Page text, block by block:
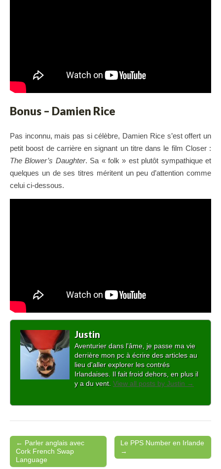
Bonus – Damien Rice
Pas inconnu, mais pas si célèbre, Damien Rice s’est offert un
petit boost de carrière en signant un titre dans le film Closer :
The Blower’s Daughter. Sa « folk » est plutôt sympathique et
quelques un de ses titres méritent un peu d’attention comme
celui ci-dessous.
Justin
Aventurier dans l'âme, je passe ma vie
derrière mon pc à écrire des articles au
lieu d'aller explorer les contrés
Irlandaises. Il fait froid dehors, en plus il
y a du vent. View all posts by Justin →
Post navigation
← Parler anglais avec
Cork French Swap
Language
Le PPS Number en Irlande
→